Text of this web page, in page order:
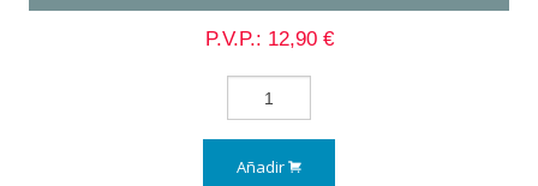
P.V.P.: 12,90 €
Añadir